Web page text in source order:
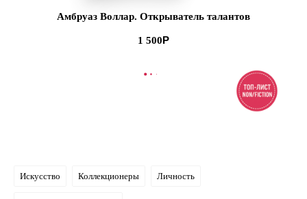
Амбруаз Воллар. Открыватель талантов
1 500
В КОРЗИНУ
Искусство Коллекционеры Личность